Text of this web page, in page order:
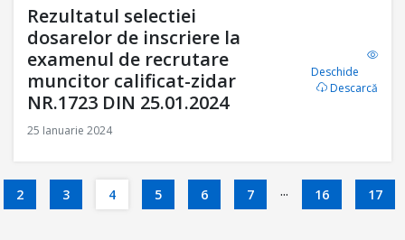
Rezultatul selectiei
dosarelor de inscriere la
examenul de recrutare
muncitor calificat-zidar
NR.1723 DIN 25.01.2024
25 Ianuarie 2024
Deschide
Descarcă
2 3 4 5 6 7 ... 16 17